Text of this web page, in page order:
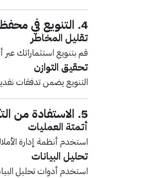
4. التنويع في
تقليل المخاطر
قم بتنويع استثماراتك
تحقيق التوازن
التنويع يضمن تدفقات
5. الاستفادة من
أتمتة العمليات
استخدم أنظمة إدارة
تحليل البيانات
استخدم أدوات تحليل